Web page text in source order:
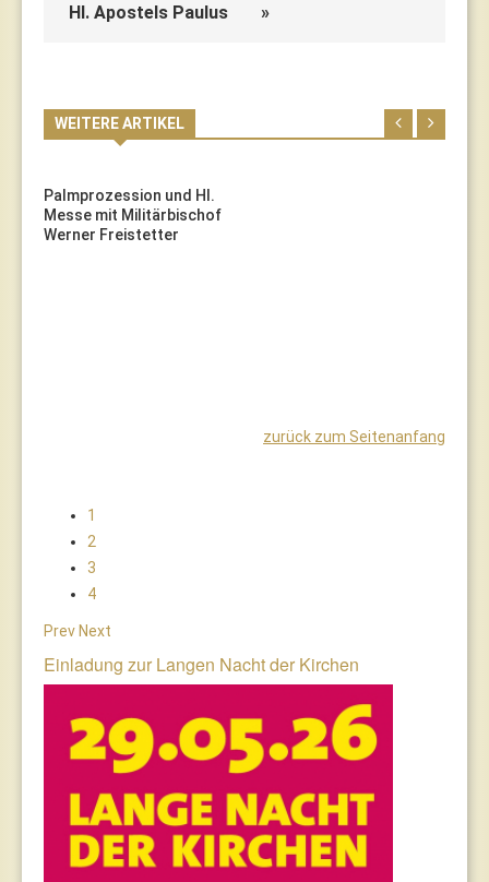
Hl. Apostels Paulus
»
WEITERE ARTIKEL
Palmprozession und Hl.
Messe mit Militärbischof
Werner Freistetter
zurück zum Seitenanfang
1
2
3
4
PrevNext
Einladung zur Langen Nacht der Kirchen